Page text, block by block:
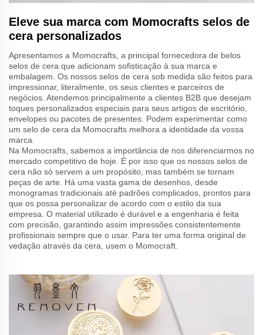
Eleve sua marca com Momocrafts selos de
cera personalizados
Apresentamos a Momocrafts, a principal fornecedora de belos
selos de cera que adicionam sofisticação à sua marca e
embalagem. Os nossos selos de cera sob medida são feitos para
impressionar, literalmente, os seus clientes e parceiros de
negócios. Atendemos principalmente a clientes B2B que desejam
toques personalizados especiais para seus artigos de escritório,
envelopes ou pacotes de presentes. Podem experimentar como
um selo de cera da Momocrafts melhora a identidade da vossa
marca.
Na Momocrafts, sabemos a importância de nos diferenciarmos no
mercado competitivo de hoje. É por isso que os nossos selos de
cera não só servem a um propósito, mas também se tornam
peças de arte. Há uma vasta gama de desenhos, desde
monogramas tradicionais até padrões complicados, prontos para
que os possa personalizar de acordo com o estilo da sua
empresa. O material utilizado é durável e a engenharia é feita
com precisão, garantindo assim impressões consistentemente
profissionais sempre que o usar. Para ter uma forma original de
vedação através da cera, usem o Momocraft.